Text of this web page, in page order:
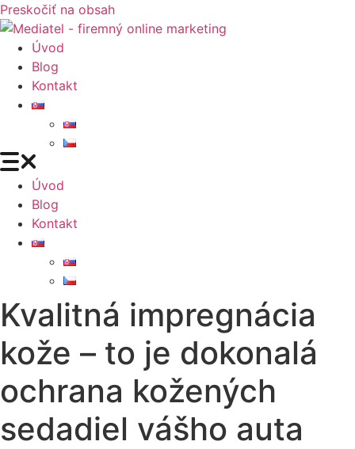
Preskočiť na obsah
Úvod
Blog
Kontakt
Úvod
Blog
Kontakt
Kvalitná impregnácia
kože – to je dokonalá
ochrana kožených
sedadiel vášho auta